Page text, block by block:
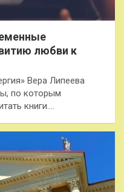
любви к
Вера Липеева
по которым
книги.…